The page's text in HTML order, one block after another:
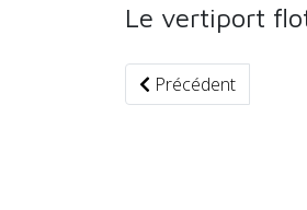
Le vertiport
Article précédent :
Précédent